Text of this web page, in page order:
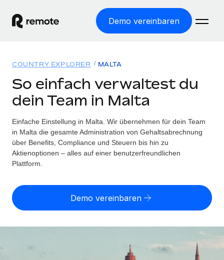
Demo vereinbaren
WELTWEITE BESCHÄFTIGUNG
Globale Payroll
Einfache, rechtssicher Payroll
Employer of Record
Weltweites Wachstum ohne Kosten für Niederlassungen
Contractor of Record
Rechtssichere, weltweite Arbeit mit Freelancer:innen
Globales Onboarding und Verwalten von
Lösungen
WELTWEITE ABDECKUNG
Country Explorer
Länderspezifische Unterstützung bei der Einstellung
Einfache Einstellung in allen US-Bundesstaaten
Ressourcen
TOOLS UND RECHNER
Scheinselbstständigkeitsrisiko berechnen
Personalkostenrechner
Honorarzahlungen berechnen
Preise
COUNTRY EXPLORER MALTA
So einfach verwaltest du
dein Team in Malta
Einfache Einstellung in Malta. Wir übernehmen für dein Team
in Malta die gesamte Administration von Gehaltsabrechnung
über Benefits, Compliance und Steuern bis hin zu
Aktienoptionen – alles auf einer benutzerfreundlichen
Plattform.
Demo vereinbaren